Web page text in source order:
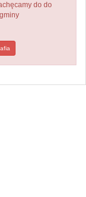
do do